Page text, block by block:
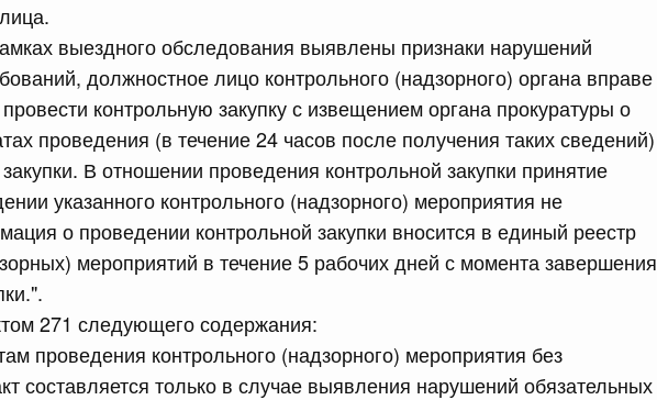
выездного обследования выявлены признаки нарушений
должностное лицо контрольного (надзорного) органа вправе
контрольную закупку с извещением органа прокуратуры о
проведения (в течение 24 часов после получения таких сведений)
В отношении проведения контрольной закупки принятие
указанного контрольного (надзорного) мероприятия не
о проведении контрольной закупки вносится в единый реестр
мероприятий в течение 5 рабочих дней с момента завершения
271 следующего содержания:
проведения контрольного (надзорного) мероприятия без
составляется только в случае выявления нарушений обязательных
Российской Федерации от 17 февраля
Федерации от 18.07.2026 г. № 908
детективом Федеральной службы войск
(территориального органа), предоставившей
деятельности, о заключении договора на
сыскных услуг
Федерации от 18.07.2026 г. № 910
Российской Федерации
1